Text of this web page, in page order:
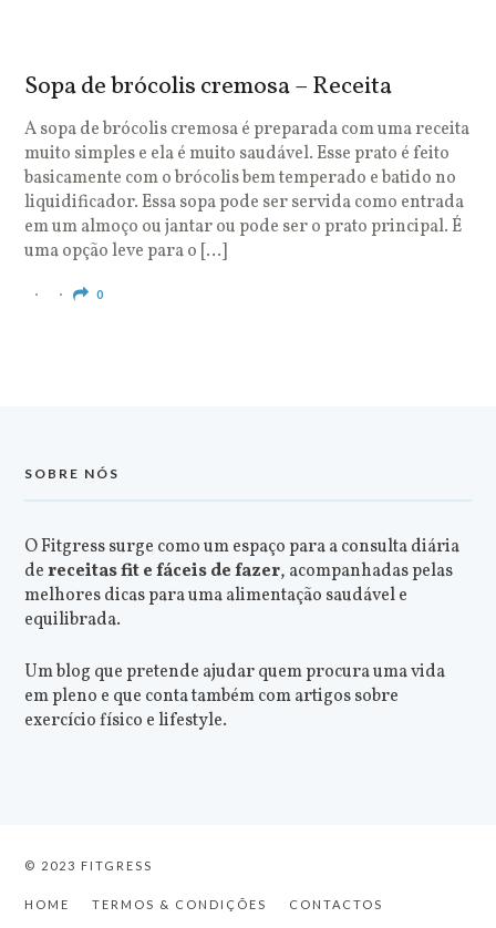
Sopa de brócolis cremosa – Receita
A sopa de brócolis cremosa é preparada com uma receita
muito simples e ela é muito saudável. Esse prato é feito
basicamente com o brócolis bem temperado e batido no
liquidificador. Essa sopa pode ser servida como entrada
em um almoço ou jantar ou pode ser o prato principal. É
uma opção leve para o […]
0
SOBRE NÓS
O Fitgress surge como um espaço para a consulta diária
dereceitas fit e fáceis de fazer, acompanhadas pelas
melhores dicas para uma alimentação saudável e
equilibrada.
Um blog que pretende ajudar quem procura uma vida
em pleno e que conta também com artigos sobre
exercício físico e lifestyle.
© 2023 FITGRESS
HOME TERMOS & CONDIÇÕES CONTACTOS